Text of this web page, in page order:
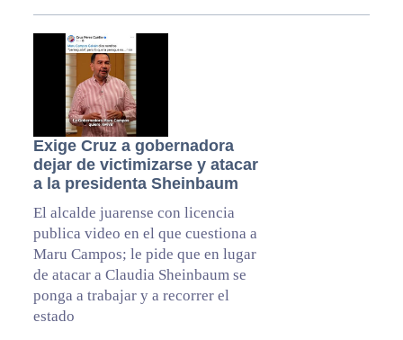
Exige Cruz a gobernadora
dejar de victimizarse y atacar
a la presidenta Sheinbaum
El alcalde juarense con licencia
publica video en el que cuestiona a
Maru Campos; le pide que en lugar
de atacar a Claudia Sheinbaum se
ponga a trabajar y a recorrer el
estado